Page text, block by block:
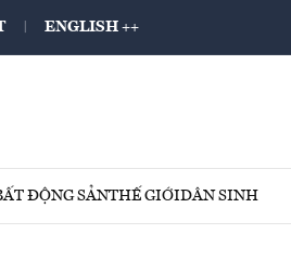
ENGLISH ++
ĐỘNG SẢNTHẾ GIỚIDÂN SINH